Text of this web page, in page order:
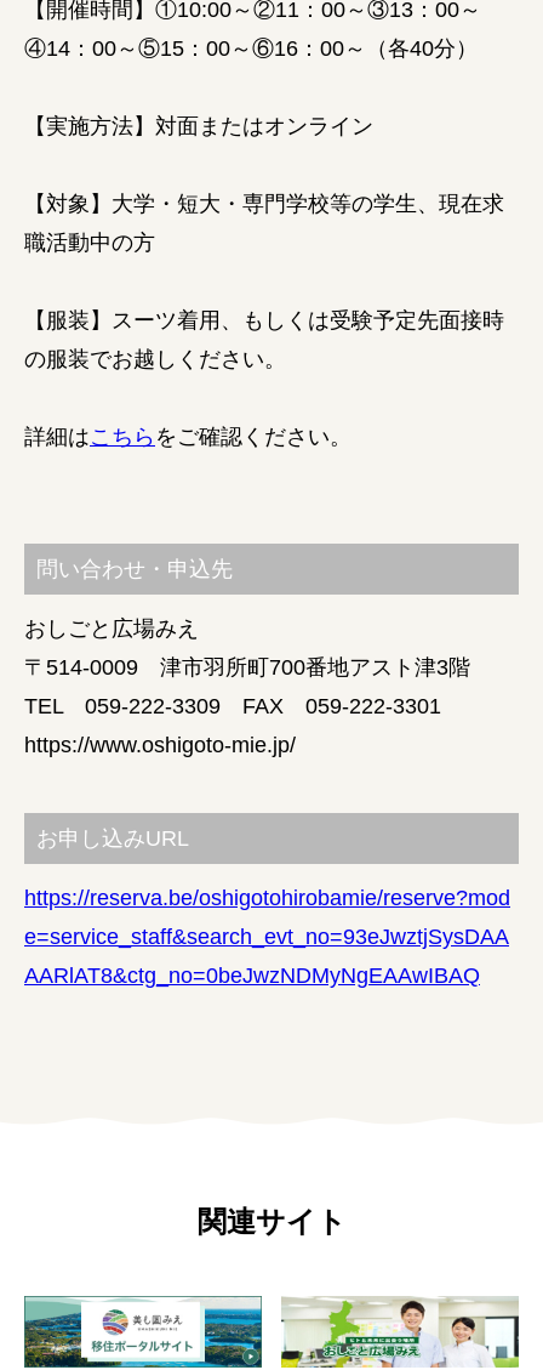
【開催時間】①10:00～②11：00～③13：00～
④14：00～⑤15：00～⑥16：00～（各40分）
【実施方法】対面またはオンライン
【対象】大学・短大・専門学校等の学生、現在求
職活動中の方
【服装】スーツ着用、もしくは受験予定先面接時
の服装でお越しください。
詳細はこちら をご確認ください。
問い合わせ・申込先
おしごと広場みえ
〒514-0009 津市羽所町700番地アスト津3階
TEL 059-222-3309 FAX 059-222-3301
https://www.oshigoto-mie.jp/
お申し込みURL
https://reserva.be/oshigotohirobamie/reserve?mod
e=service_staff&search_evt_no=93eJwztjSysDAA
AARlAT8&ctg_no=0beJwzNDMyNgEAAwIBAQ
関連サイト